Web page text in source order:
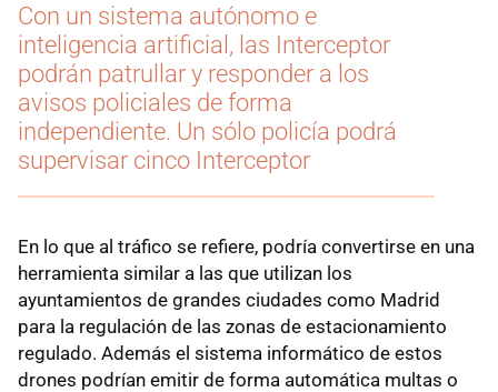
Con un sistema autónomo e
inteligencia artificial, las Interceptor
podrán patrullar y responder a los
avisos policiales de forma
independiente. Un sólo policía podrá
supervisar cinco Interceptor
En lo que al tráfico se refiere, podría convertirse en una
herramienta similar a las que utilizan los
ayuntamientos de grandes ciudades como Madrid
para la regulación de las zonas de estacionamiento
regulado. Además el sistema informático de estos
drones podrían emitir de forma automática multas o